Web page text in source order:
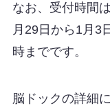
なお、受付時間
月29日から1月3
時までです。
脳ドックの詳細